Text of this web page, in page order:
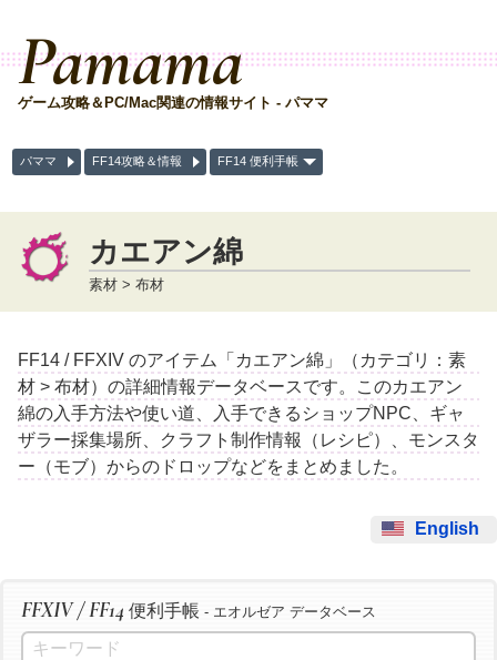
Pamama
ゲーム攻略＆PC/Mac関連の情報サイト - パママ
パママ FF14攻略＆情報 FF14 便利手帳
カエアン綿
素材 > 布材
FF14 / FFXIV のアイテム「カエアン綿」（カテゴリ：素
材 > 布材）の詳細情報データベースです。このカエアン
綿の入手方法や使い道、入手できるショップNPC、ギャ
ザラー採集場所、クラフト制作情報（レシピ）、モンスタ
ー（モブ）からのドロップなどをまとめました。
English
FFXIV / FF14 便利手帳 - エオルゼア データベース